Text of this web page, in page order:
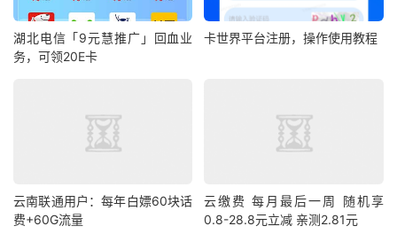
湖北电信「9元慧推广」回血业
务，可领20E卡
卡世界平台注册，操作使用教程
云南联通用户：每年白嫖60块话
费+60G流量
云缴费 每月最后一周 随机享
0.8-28.8元立减 亲测2.81元